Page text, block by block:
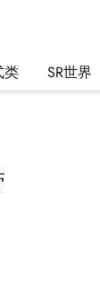
类 SR世界